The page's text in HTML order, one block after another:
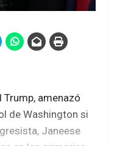
Trump, amenazó
de Washington si
Janeese